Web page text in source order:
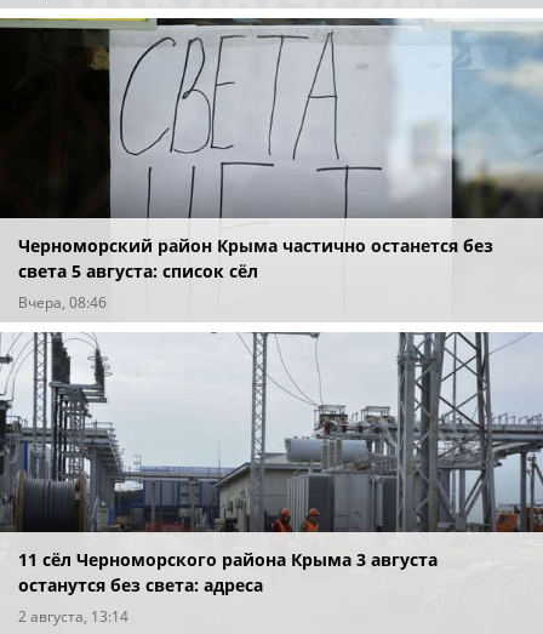
Черноморский район Крыма частично останется без
света 5 августа: список сёл
Вчера, 08:46
11 сёл Черноморского района Крыма 3 августа
останутся без света: адреса
2 августа, 13:14